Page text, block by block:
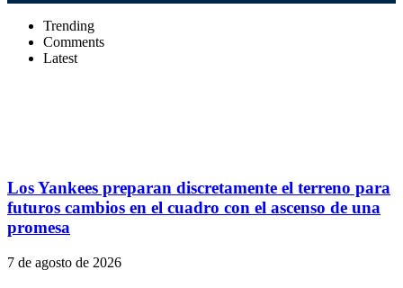
Trending
Comments
Latest
Los Yankees preparan discretamente el terreno para
futuros cambios en el cuadro con el ascenso de una
promesa
7 de agosto de 2026